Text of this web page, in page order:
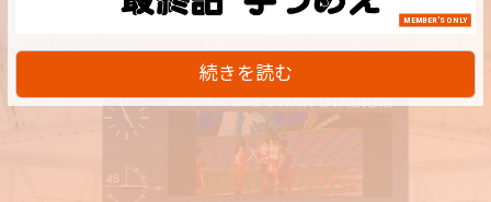
MEMBER'S ONLY
続きを読む